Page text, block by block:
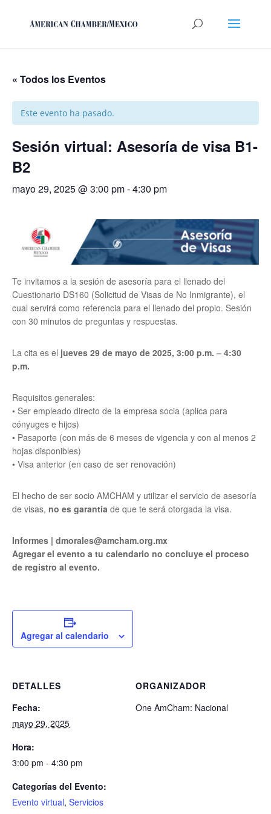
« Todos los Eventos
Este evento ha pasado.
Sesión virtual: Asesoría de visa B1-
B2
mayo 29, 2025 @ 3:00 pm-4:30 pm
Te invitamos a la sesión de asesoría para el llenado del
Cuestionario DS160 (Solicitud de Visas de No Inmigrante), el
cual servirá como referencia para el llenado del propio. Sesión
con 30 minutos de preguntas y respuestas.
La cita es el jueves 29 de mayo de 2025, 3:00 p.m. – 4:30
p.m.
Requisitos generales:
• Ser empleado directo de la empresa socia (aplica para
cónyuges e hijos)
• Pasaporte (con más de 6 meses de vigencia y con al menos 2
hojas disponibles)
• Visa anterior (en caso de ser renovación)
El hecho de ser socio AMCHAM y utilizar el servicio de asesoría
de visas, no es garantía de que te será otorgada la visa.
Informes | dmorales@amcham.org.mx
Agregar el evento a tu calendario no concluye el proceso
de registro al evento.
Agregar al calendario
DETALLES
Fecha:
mayo 29, 2025
Hora:
3:00 pm - 4:30 pm
Categorías del Evento:
Evento virtual, Servicios
ORGANIZADOR
One AmCham: Nacional